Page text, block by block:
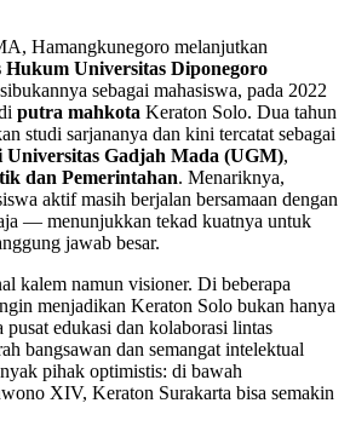
Hamangkunegoro melanjutkan
Hukum Universitas Diponegoro
sebagai mahasiswa, pada 2022
putra mahkota Keraton Solo. Dua tahun
studi sarjananya dan kini tercatat sebagai
Universitas Gadjah Mada (UGM),
dan Pemerintahan. Menariknya,
aktif masih berjalan bersamaan dengan
— menunjukkan tekad kuatnya untuk
jawab besar.
kalem namun visioner. Di beberapa
menjadikan Keraton Solo bukan hanya
edukasi dan kolaborasi lintas
bangsawan dan semangat intelektual
pihak optimistis: di bawah
XIV, Keraton Surakarta bisa semakin